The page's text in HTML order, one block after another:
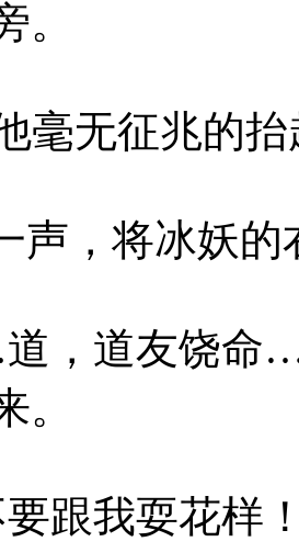
。
毫无征兆的抬
声，将冰妖的
道友饶命
。
跟我耍花样